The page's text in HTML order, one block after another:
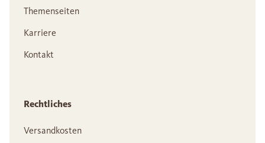
Themenseiten
Karriere
Kontakt
Rechtliches
Versandkosten